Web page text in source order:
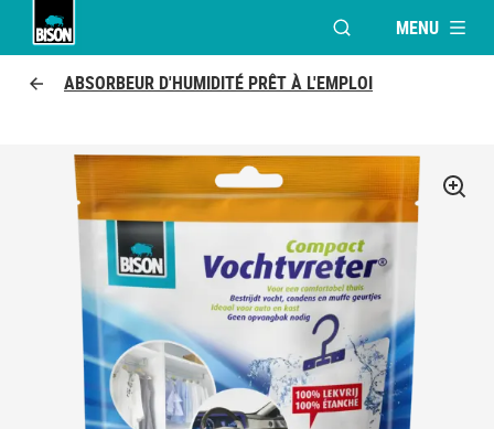
OUVRIR LAMENU
ABSORBEUR D'HUMIDITÉ PRÊT À L'EMPLOI